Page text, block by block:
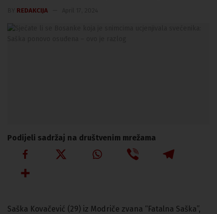
REDAKCIJA
Podijeli sadržaj na društvenim mrežama
Saška Kovačević (29) iz Modriče zvana “Fatalna Saška”,